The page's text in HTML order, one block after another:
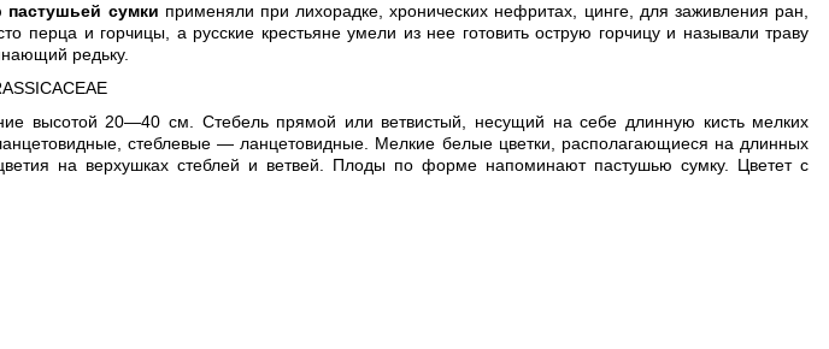
пастушьей сумки применяли при лихорадке, хронических нефритах, цинге, для заживления ран,
перца и горчицы, а русские крестьяне умели из нее готовить острую горчицу и называли траву
редьку.
высотой 20—40 см. Стебель прямой или ветвистый, несущий на себе длинную кисть мелких
стеблевые — ланцетовидные. Мелкие белые цветки, располагающиеся на длинных
на верхушках стеблей и ветвей. Плоды по форме напоминают пастушью сумку. Цветет с